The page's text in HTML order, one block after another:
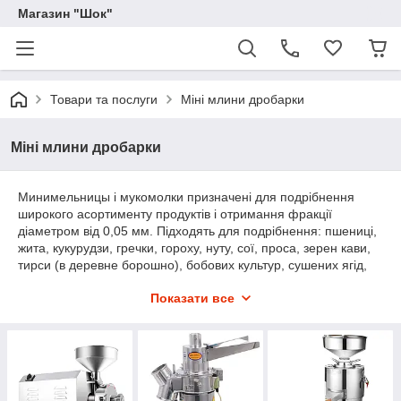
Магазин "Шок"
Товари та послуги Міні млини дробарки
Міні млини дробарки
Минимельницы і мукомолки призначені для подрібнення
широкого асортименту продуктів і отримання фракції
діаметром від 0,05 мм. Підходять для подрібнення: пшениці,
жита, кукурудзи, гречки, гороху, нуту, сої, проса, зерен кави,
тирси (в деревне борошно), бобових культур, сушених ягід,
лікарських рослин, спецій, барвників, хімічних компонентів і т.
У нашому магазині представлений широкий асортимент
різних млинів від безсилі,х для побутових цілей, так і
спеціалізованих для промислового використання. Всі вироби
виконані з харчової нержавіючої сталі, комплектуються
Показати все